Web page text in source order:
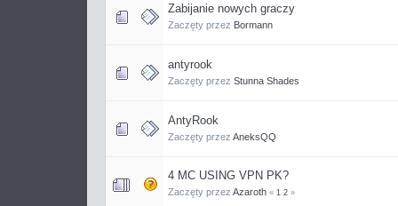
Zabijanie nowych graczy
Zaczęty przez Bormann
antyrook
Zaczęty przez Stunna Shades
AntyRook
Zaczęty przez AneksQQ
4 MC USING VPN PK?
Zaczęty przez Azaroth « 1 2 »